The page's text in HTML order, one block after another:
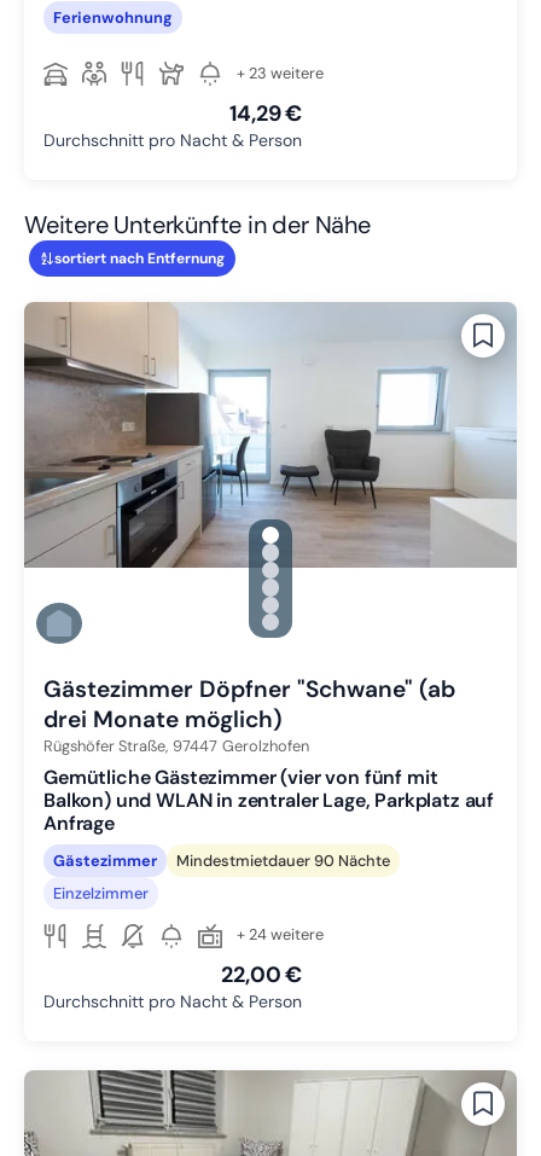
Ferienwohnung
+ 23 weitere
14,29 €
Durchschnitt pro Nacht & Person
Weitere Unterkünfte in der Nähe
sortiert nach Entfernung
gallery.slide_selector
Zu Slide 1 wechseln
Zu Slide 2 wechseln
Zu Slide 3 wechseln
Zu Slide 4 wechseln
Zu Slide 5 wechseln
Zu Slide 6 wechseln
Gästezimmer Döpfner "Schwane" (ab
drei Monate möglich)
Rügshöfer Straße, 97447 Gerolzhofen
Gemütliche Gästezimmer (vier von fünf mit
Balkon) und WLAN in zentraler Lage, Parkplatz auf
Anfrage
Gästezimmer
Mindestmietdauer 90 Nächte
Einzelzimmer
+ 24 weitere
22,00 €
Durchschnitt pro Nacht & Person